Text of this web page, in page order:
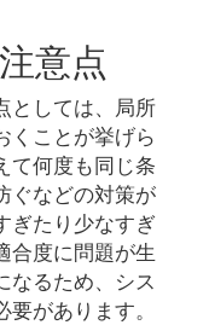
意点
としては、局所
くことが挙げら
て何度も同じ条
ぐなどの対策が
ぎたり少なすぎ
合度に問題が生
なるため、シス
があります。